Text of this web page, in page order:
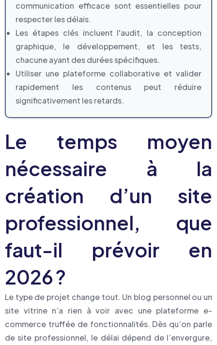
communication efficace sont essentielles pour
respecter les délais.
Les étapes clés incluent l'audit, la conception
graphique, le développement, et les tests,
chacune ayant des durées spécifiques.
Utiliser une plateforme collaborative et valider
rapidement les contenus peut réduire
significativement les retards.
Le temps moyen
nécessaire à la
création d’un site
professionnel, que
faut-il prévoir en
2026 ?
Le type de projet change tout. Un blog personnel ou un
site vitrine n’a rien à voir avec une plateforme e-
commerce truffée de fonctionnalités. Dès qu’on parle
de site professionnel, le délai dépend de l’envergure,